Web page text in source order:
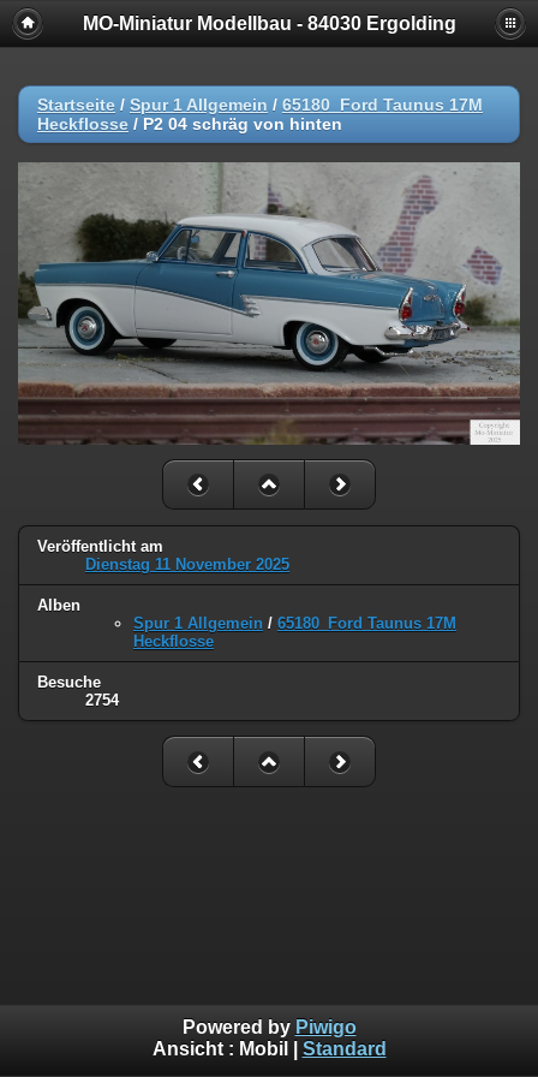
MO-Miniatur Modellbau - 84030 Ergolding
Startseite / Spur 1 Allgemein / 65180_Ford Taunus 17M
Heckflosse / P2 04 schräg von hinten
Veröffentlicht am
Dienstag 11 November 2025
Alben
Spur 1 Allgemein / 65180_Ford Taunus 17M
Heckflosse
Besuche
2754
Powered by Piwigo
Ansicht : Mobil Standard